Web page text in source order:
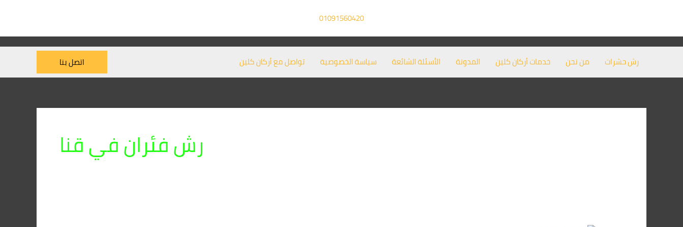
01091560420
رش حشرات من نحن خدمات أركان كلين المدونة الأسئلة الشائعة سياسة الخصوصية تواصل مع أركان كلين اتصل بنا
رش فئران في قنا